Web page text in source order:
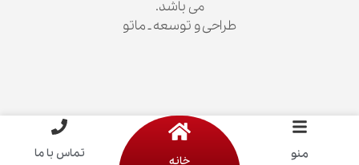
طراحی و توسعه ـ ماتو
تماس با ما